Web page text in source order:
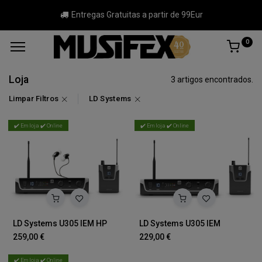
Entregas Gratuitas a partir de 99Eur
0
Loja 3 artigos encontrados.
Limpar Filtros LD Systems
LD Systems U305 IEM HP
259,00€
✔️ Em loja ✔️ Online
LD Systems U305 IEM
229,00€
✔️ Em loja ✔️ Online
✔️ Em loja ✔️ Online